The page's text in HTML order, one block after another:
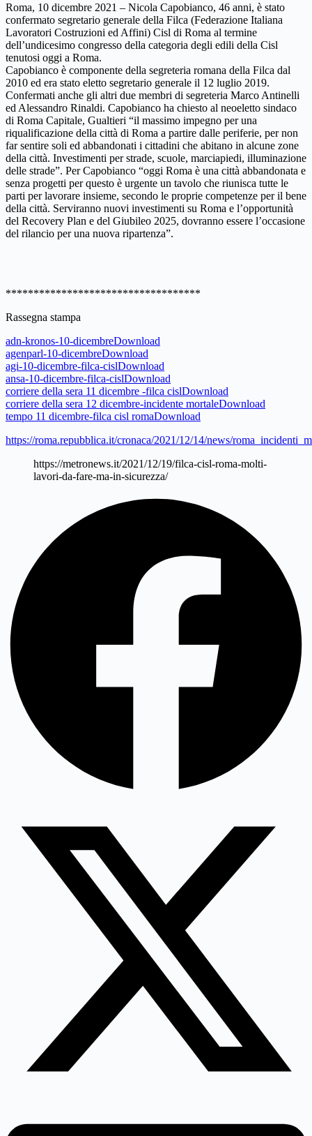
Roma, 10 dicembre 2021 – Nicola Capobianco, 46 anni, è stato
confermato segretario generale della Filca (Federazione Italiana
Lavoratori Costruzioni ed Affini) Cisl di Roma al termine
dell’undicesimo congresso della categoria degli edili della Cisl
tenutosi oggi a Roma.
Capobianco è componente della segreteria romana della Filca dal
2010 ed era stato eletto segretario generale il 12 luglio 2019.
Confermati anche gli altri due membri di segreteria Marco Antinelli
ed Alessandro Rinaldi. Capobianco ha chiesto al neoeletto sindaco
di Roma Capitale, Gualtieri “il massimo impegno per una
riqualificazione della città di Roma a partire dalle periferie, per non
far sentire soli ed abbandonati i cittadini che abitano in alcune zone
della città. Investimenti per strade, scuole, marciapiedi, illuminazione
delle strade”. Per Capobianco “oggi Roma è una città abbandonata e
senza progetti per questo è urgente un tavolo che riunisca tutte le
parti per lavorare insieme, secondo le proprie competenze per il bene
della città. Serviranno nuovi investimenti su Roma e l’opportunità
del Recovery Plan e del Giubileo 2025, dovranno essere l’occasione
del rilancio per una nuova ripartenza”.
***********************************
Rassegna stampa
adn-kronos-10-dicembreDownload
agenparl-10-dicembreDownload
agi-10-dicembre-filca-cislDownload
ansa-10-dicembre-filca-cislDownload
corriere della sera 11 dicembre -filca cislDownload
corriere della sera 12 dicembre-incidente mortaleDownload
tempo 11 dicembre-filca cisl romaDownload
https://roma.repubblica.it/cronaca/2021/12/14/news/
https://metronews.it/2021/12/19/filca-cisl-roma-molti-
lavori-da-fare-ma-in-sicurezza/